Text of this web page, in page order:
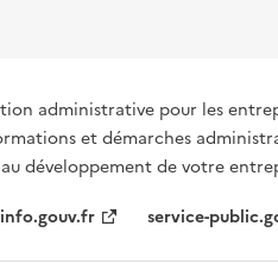
administrative pour les
et démarches
développement de votre
info.gouv.fr service-